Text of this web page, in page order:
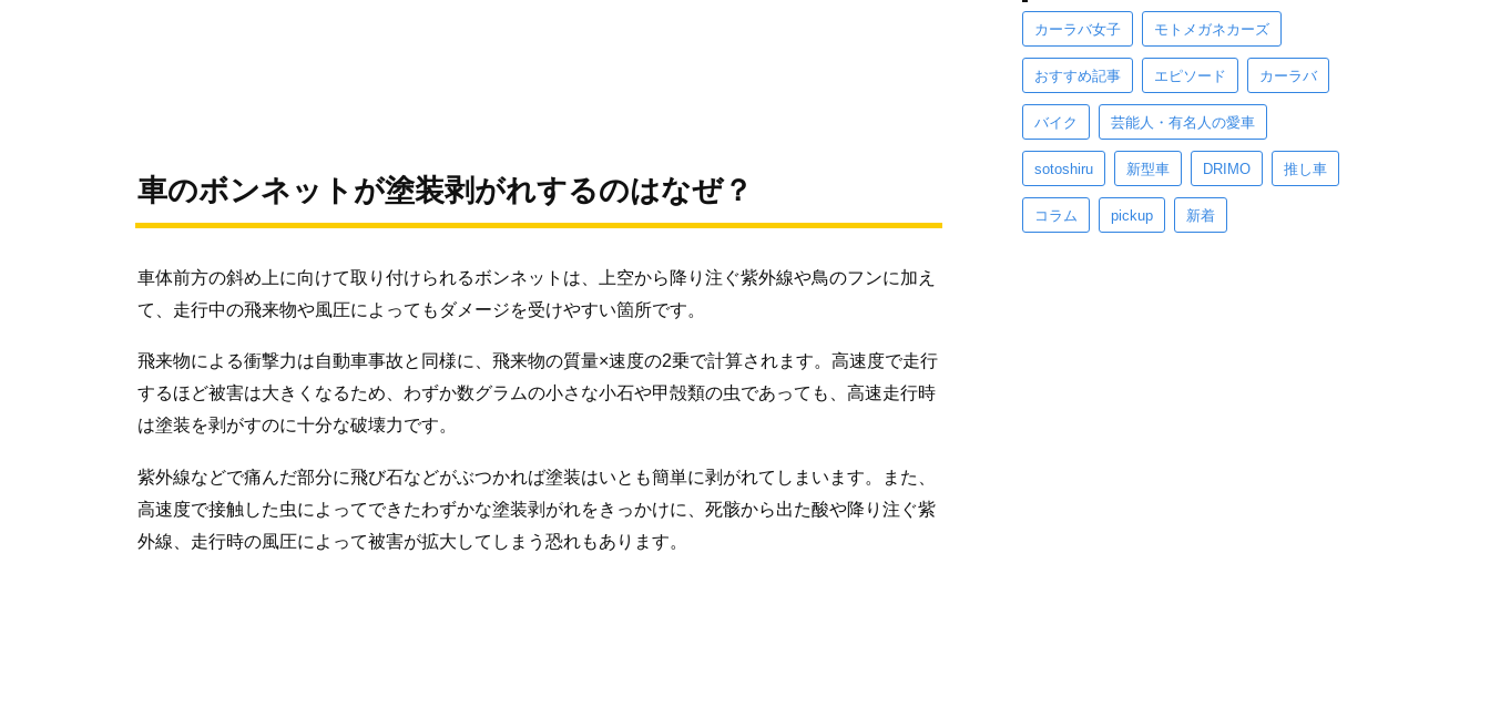
車のボンネットが塗装剥がれするのはなぜ？
車体前方の斜め上に向けて取り付けられるボンネットは、上空から降り注ぐ紫外線や鳥のフンに加え
て、走行中の飛来物や風圧によってもダメージを受けやすい箇所です。
飛来物による衝撃力は自動車事故と同様に、飛来物の質量×速度の2乗で計算されます。高速度で走行
するほど被害は大きくなるため、わずか数グラムの小さな小石や甲殻類の虫であっても、高速走行時
は塗装を剥がすのに十分な破壊力です。
紫外線などで痛んだ部分に飛び石などがぶつかれば塗装はいとも簡単に剥がれてしまいます。また、
高速度で接触した虫によってできたわずかな塗装剥がれをきっかけに、死骸から出た酸や降り注ぐ紫
外線、走行時の風圧によって被害が拡大してしまう恐れもあります。
カーラバ女子 モトメガネカーズ
おすすめ記事 エピソード カーラバ
バイク 芸能人・有名人の愛車
sotoshiru 新型車 DRIMO 推し車
コラム pickup 新着